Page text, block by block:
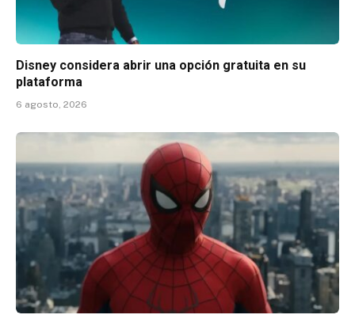
Disney considera abrir una opción gratuita en su
plataforma
6 agosto, 2026